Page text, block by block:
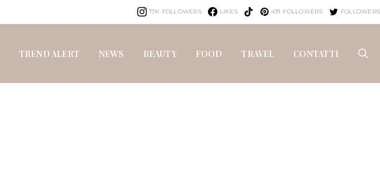
17K FOLLOWERS LIKES 491 FOLLOWERS FOLLOWERS
TREND ALERT NEWS BEAUTY FOOD TRAVEL CONTATTI